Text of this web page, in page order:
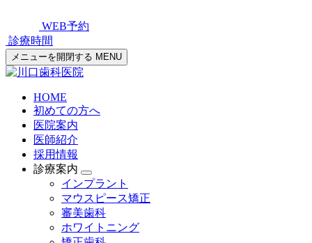
WEB予約
診療時間
メニューを開閉する MENU
HOME
初めての方へ
医院案内
医師紹介
採用情報
診療案内
インプラント
マウスピース矯正
審美歯科
ホワイトニング